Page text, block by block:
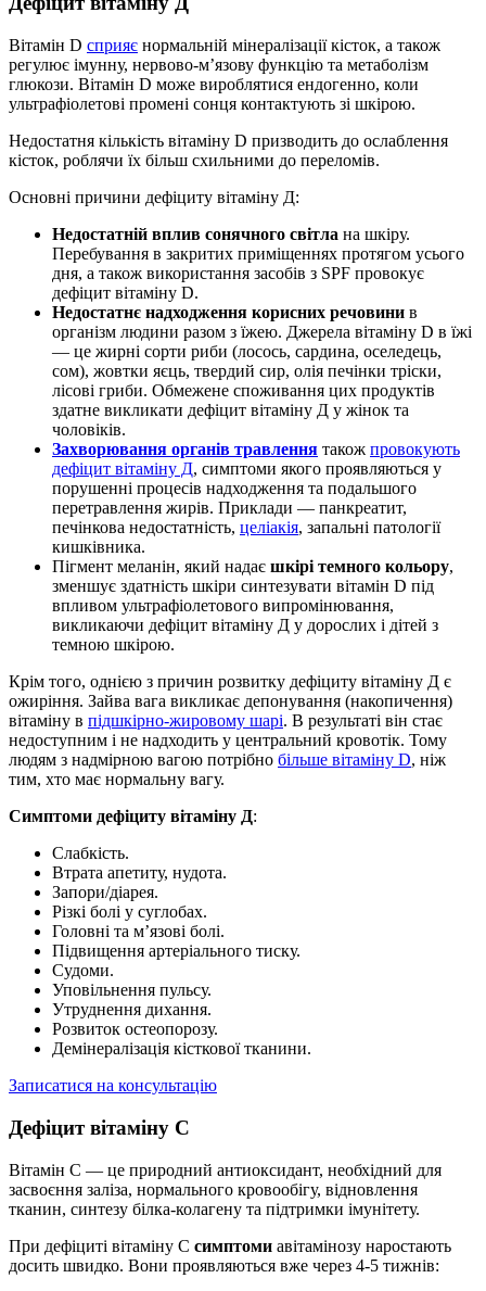
Вітамін D сприяє нормальній мінералізації кісток, а також
регулює імунну, нервово-м’язову функцію та метаболізм
глюкози. Вітамін D може вироблятися ендогенно, коли
ультрафіолетові промені сонця контактують зі шкірою.
Недостатня кількість вітаміну D призводить до ослаблення
кісток, роблячи їх більш схильними до переломів.
Основні причини дефіциту вітаміну Д:
Недостатній вплив сонячного світла на шкіру.
Перебування в закритих приміщеннях протягом усього
дня, а також використання засобів з SPF провокує
дефіцит вітаміну D.
Недостатнє надходження корисних речовини в
організм людини разом з їжею. Джерела вітаміну D в їжі
— це жирні сорти риби (лосось, сардина, оселедець,
сом), жовтки яєць, твердий сир, олія печінки тріски,
лісові гриби. Обмежене споживання цих продуктів
здатне викликати дефіцит вітаміну Д у жінок та
чоловіків.
Захворювання органів травлення також провокують
дефіцит вітаміну Д, симптоми якого проявляються у
порушенні процесів надходження та подальшого
перетравлення жирів. Приклади — панкреатит,
печінкова недостатність, целіакія, запальні патології
кишківника.
Пігмент меланін, який надає шкірі темного кольору,
зменшує здатність шкіри синтезувати вітамін D під
впливом ультрафіолетового випромінювання,
викликаючи дефіцит вітаміну Д у дорослих і дітей з
темною шкірою.
Крім того, однією з причин розвитку дефіциту вітаміну Д є
ожиріння. Зайва вага викликає депонування (накопичення)
вітаміну в підшкірно-жировому шарі. В результаті він стає
недоступним і не надходить у центральний кровотік. Тому
людям з надмірною вагою потрібно більше вітаміну D, ніж
тим, хто має нормальну вагу.
Симптоми дефіциту вітаміну Д:
Слабкість.
Втрата апетиту, нудота.
Запори/діарея.
Різкі болі у суглобах.
Головні та м’язові болі.
Підвищення артеріального тиску.
Судоми.
Уповільнення пульсу.
Утруднення дихання.
Розвиток остеопорозу.
Демінералізація кісткової тканини.
Записатися на консультацію
Дефіцит вітаміну С
Вітамін С — це природний антиоксидант, необхідний для
засвоєння заліза, нормального кровообігу, відновлення
тканин, синтезу білка-колагену та підтримки імунітету.
При дефіциті вітаміну С симптоми авітамінозу наростають
досить швидко. Вони проявляються вже через 4-5 тижнів: